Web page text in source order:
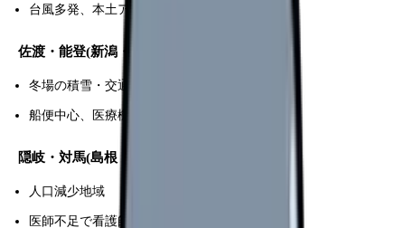
台風多発、本土アクセス飛行機
佐渡・能登(新潟・石川)
冬場の積雪・交通制限
船便中心、医療機関限定
隠岐・対馬(島根・長崎)
人口減少地域
医師不足で看護師裁量大